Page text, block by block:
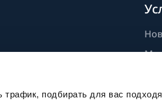
подбирать для вас